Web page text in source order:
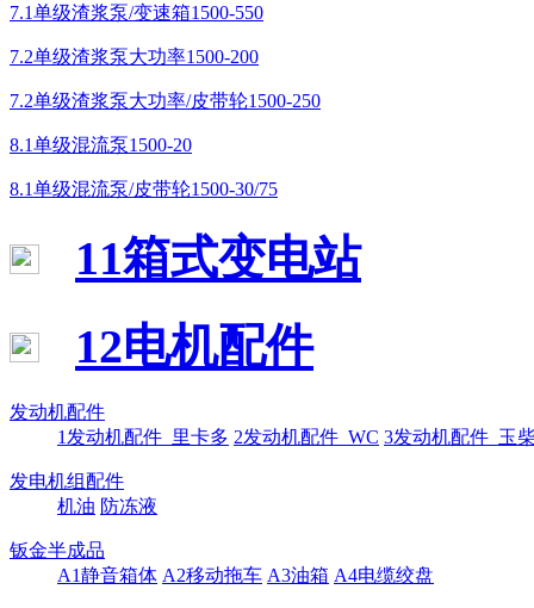
7.1单级渣浆泵/变速箱1500-550
7.2单级渣浆泵大功率1500-200
7.2单级渣浆泵大功率/皮带轮1500-250
8.1单级混流泵1500-20
8.1单级混流泵/皮带轮1500-30/75
11箱式变电站
12电机配件
发动机配件
1发动机配件_里卡多 2发动机配件_WC 3发动机配件_玉
发电机组配件
机油 防冻液
钣金半成品
A1静音箱体 A2移动拖车 A3油箱 A4电缆绞盘